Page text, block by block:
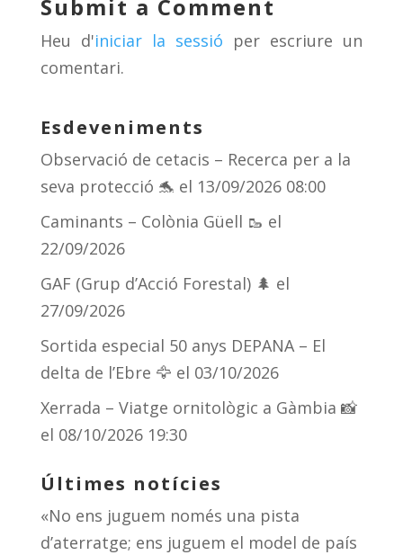
s m te
ix
Submit a Comment
Heu d'iniciar la sessió per escriure un
comentari.
Esdeveniments
Observació de cetacis – Recerca per a la
seva protecció 🐬 el 13/09/2026 08:00
Caminants – Colònia Güell 🥾 el
22/09/2026
GAF (Grup d’Acció Forestal) 🌲 el
27/09/2026
Sortida especial 50 anys DEPANA – El
delta de l’Ebre 🦅 el 03/10/2026
Xerrada – Viatge ornitològic a Gàmbia 📸
el 08/10/2026 19:30
Últimes notícies
«No ens juguem només una pista
d’aterratge; ens juguem el model de país